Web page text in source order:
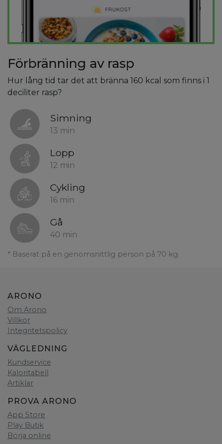
Förbränning av rasp
Hur lång tid tar det att bränna 160 kcal som finns i 1
deciliter rasp?
Simning
13 min
Lopp
12 min
Cykling
16 min
Gå
40 min
* Baserat på en genomsnittlig person på 70 kg.
ARONO
Om Arono
Villkor
Integritetspolicy
VÄGLEDNING
Kundservice
Kaloritabell
Artiklar
PROVA ARONO
App Store
Play Butik
Börja online